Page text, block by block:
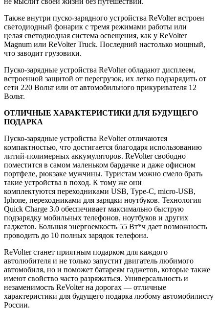
Также внутри пуско-зарядного устройства ReVolter встроен
светодиодный фонарик с тремя режимами работы или
целая светодиодная система освещения, как у ReVolter
Magnum или ReVolter Truck. Последний настолько мощный,
что заводит грузовики.
Пуско-зарядные устройства ReVolter обладают дисплеем,
встроенной защитой от перегрузок, их легко подзарядить от
сети 220 Вольт или от автомобильного прикуривателя 12
Вольт.
ОТЛИЧНЫЕ ХАРАКТЕРИСТИКИ ДЛЯ БУДУЩЕГО
ПОДАРКА
Пуско-зарядные устройства ReVolter отличаются
компактностью, что достигается благодаря использованию
литий-полимерных аккумуляторов. ReVolter свободно
поместится в самом маленьком бардачке и даже офисном
портфеле, рюкзаке мужчины. Туристам можно смело брать
такие устройства в поход. К тому же они
комплектуются переходниками USB, Type-C, micro-USB,
Iphone, переходниками для зарядки ноутбуков. Технология
Quick Charge 3.0 обеспечивает максимально быструю
подзарядку мобильных телефонов, ноутбуков и других
гаджетов. Большая энергоемкость 55 Вт*ч дает возможность
проводить до 10 полных зарядок телефона.
ReVolter станет приятным подарком для каждого
автолюбителя и не только запустит двигатель любимого
автомобиля, но и поможет батареям гаджетов, которые также
имеют свойство часто разряжаться. Универсальность и
незаменимость ReVolter на дорогах — отличные
характеристики для будущего подарка любому автомобилисту
России.